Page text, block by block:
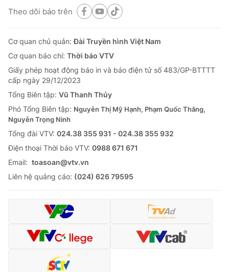
Theo dõi báo trên
Cơ quan chủ quản:Đài Truyền hình Việt Nam
Cơ quan báo chí: Thời báo VTV
Giấy phép hoạt động báo in và báo điện tử số 483/GP-BTTTT
cấp ngày 29/12/2023
Tổng Biên tập: Vũ Thanh Thủy
Phó Tổng Biên tập: Nguyễn Thị Mỹ Hạnh, Phạm Quốc Thắng,
Nguyễn Trọng Ninh
Tổng đài VTV: 024.38 355 931 - 024.38 355 932
Ðiện thoại Thời báo VTV: 0988 671 671
Email: toasoan@vtv.vn
Liên hệ quảng cáo: (024) 626 79595